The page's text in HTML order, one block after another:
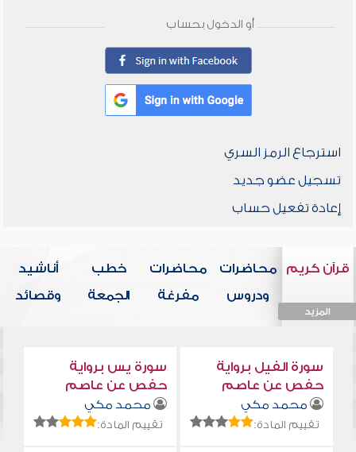
أو الدخول بحساب
استرجاع الرمز السري
تسجيل عضو جديد
إعادة تفعيل حساب
قرآن كريم
المزيد
محاضرات
ودروس
محاضرات
مفرغة
خطب
الجمعة
أناشيد
وقصائد
سورة الفيل برواية
حفص عن عاصم
محمد مكي
تقييم المادة:
سورة يس برواية
حفص عن عاصم
محمد مكي
تقييم المادة: